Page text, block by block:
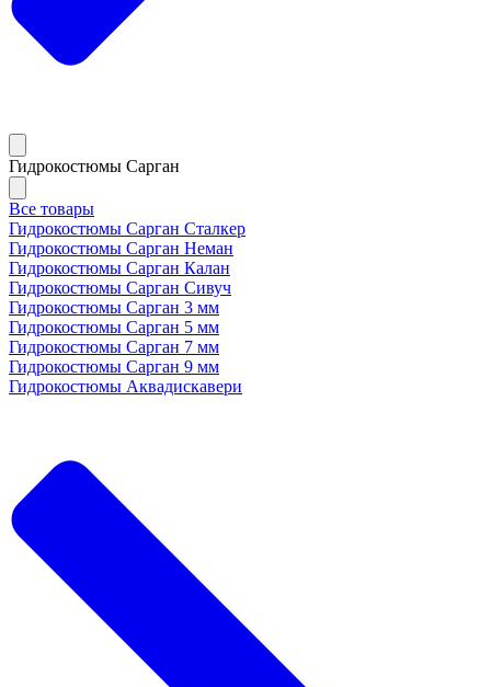
Гидрокостюмы Сарган
Все товары
Гидрокостюмы Сарган Сталкер
Гидрокостюмы Сарган Неман
Гидрокостюмы Сарган Калан
Гидрокостюмы Сарган Сивуч
Гидрокостюмы Сарган 3 мм
Гидрокостюмы Сарган 5 мм
Гидрокостюмы Сарган 7 мм
Гидрокостюмы Сарган 9 мм
Гидрокостюмы Аквадискавери